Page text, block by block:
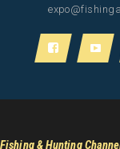
Fishing & Hunting